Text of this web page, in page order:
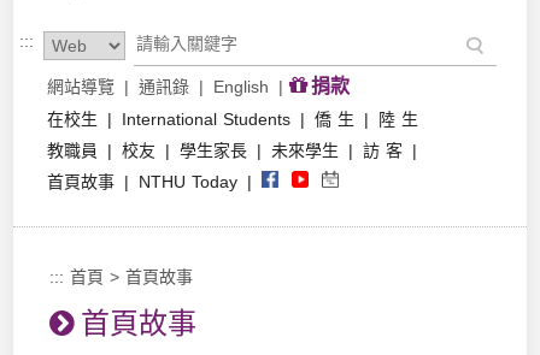
:::
網站導覽 | 通訊錄 | English | 捐款
在校生 | International Students | 僑 生 |
陸 生
教職員
| 校友 | 學生家長 | 未來學生 | 訪 客 |
首頁故事 | NTHU Today |
::: 首頁 >首頁故事
首頁故事